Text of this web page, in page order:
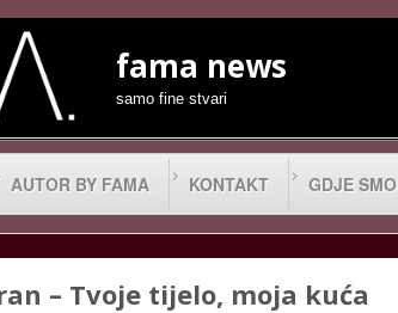
fama news
samo fine stvari
AUTOR BY FAMA KONTAKT GDJE SMO
– Tvoje tijelo, moja kuća